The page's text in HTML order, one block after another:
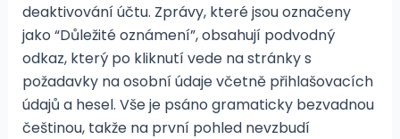
deaktivování účtu. Zprávy, které jsou označeny
jako “Důležité oznámení”, obsahují podvodný
odkaz, který po kliknutí vede na stránky s
požadavky na osobní údaje včetně přihlašovacích
údajů a hesel. Vše je psáno gramaticky bezvadnou
češtinou, takže na první pohled nevzbudí